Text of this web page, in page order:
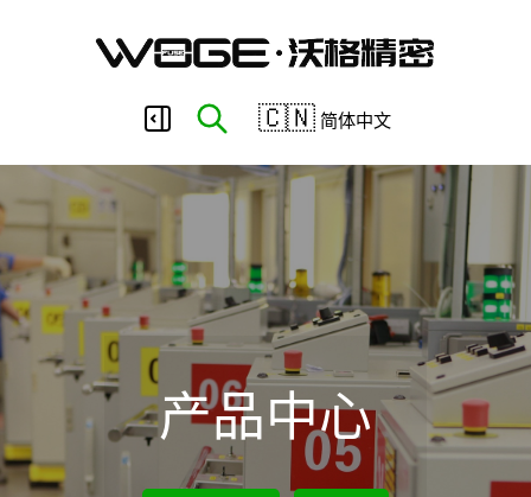
莞
市
沃
格
🇨🇳 简体中文
产品中心